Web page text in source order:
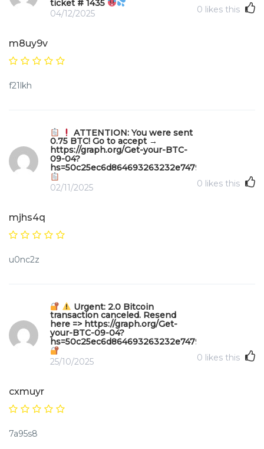
ticket # 1435
04/12/2025
0 likes this
m8uy9v
f21lkh
ATTENTION: You were sent
0.75 BTC! Go to accept →
https://graph.org/Get-your-BTC-
09-04?
hs=50c25ec6d864693263232e747970b49f&
02/11/2025
0 likes this
mjhs4q
u0nc2z
Urgent: 2.0 Bitcoin
transaction canceled. Resend
here => https://graph.org/Get-
your-BTC-09-04?
hs=50c25ec6d864693263232e747970b49f&
25/10/2025
0 likes this
cxmuyr
7a95s8